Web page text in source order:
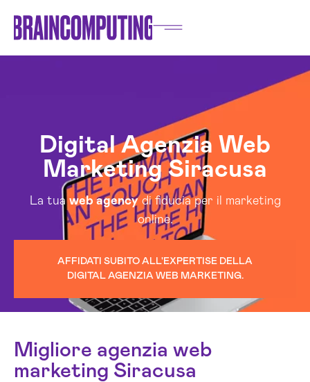
Digital Agenzia Web
Marketing Siracusa
La tuaweb agencydi fiducia per il marketing
online.
AFFIDATI SUBITO ALL'EXPERTISE DELLA
DIGITAL AGENZIA WEB MARKETING.
Migliore agenzia web
marketing Siracusa